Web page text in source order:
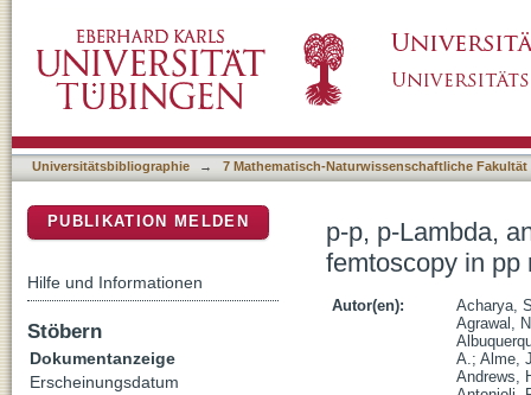
s=7 TeV
Universitätsbibliographie → 7 Mathematisch-Naturwissenschaftliche Fakultät
p-p, p-Lambda,
femtoscopy in pp
Autor(en):
Acharya,
Agrawal,
A.; Alme,
Andrews,
PUBLIKATION MELDEN
Hilfe und Informationen
Stöbern
Dokumentanzeige
Erscheinungsdatum